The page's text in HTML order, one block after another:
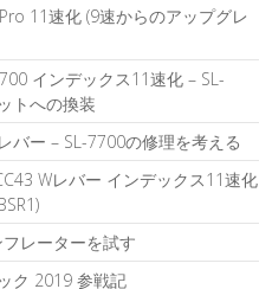
11速化 (9速からのアップグレ
インデックス11速化 – SL-
トへの換装
バー – SL-7700の修理を考える
Wレバー インデックス11速化
レーターを試す
ク 2019 参戦記